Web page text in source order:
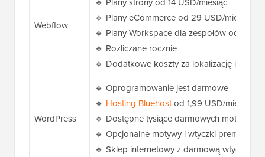
Webflow
🔹 Plany eCommerce od 29 USD/miesiąc
🔹 Plany Workspace dla zespołów od 16
🔹 Rozliczane rocznie
🔹 Dodatkowe koszty za lokalizację i
WordPress
🔹 Oprogramowanie jest darmowe
🔹 Hosting Bluehostod 1,99 USD/miesiąc z
🔹 Dostępne tysiące darmowych motywów
🔹 Opcjonalne motywy i wtyczki premium w
🔹 Sklep internetowy z darmową wtyczką